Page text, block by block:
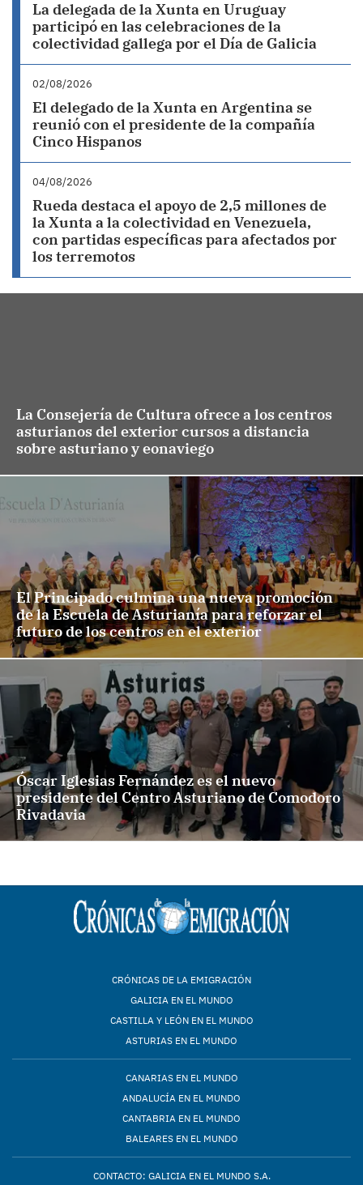
La delegada de la Xunta en Uruguay
participó en las celebraciones de la
colectividad gallega por el Día de Galicia
02/08/2026
El delegado de la Xunta en Argentina se
reunió con el presidente de la compañía
Cinco Hispanos
04/08/2026
Rueda destaca el apoyo de 2,5 millones de
la Xunta a la colectividad en Venezuela,
con partidas específicas para afectados por
los terremotos
La Consejería de Cultura ofrece a los centros
asturianos del exterior cursos a distancia
sobre asturiano y eonaviego
El Principado culmina una nueva promoción
de la Escuela de Asturianía para reforzar el
futuro de los centros en el exterior
Óscar Iglesias Fernández es el nuevo
presidente del Centro Asturiano de Comodoro
Rivadavia
CRÓNICAS DE LA EMIGRACIÓN
GALICIA EN EL MUNDO
CASTILLA Y LEÓN EN EL MUNDO
ASTURIAS EN EL MUNDO
CANARIAS EN EL MUNDO
ANDALUCÍA EN EL MUNDO
CANTABRIA EN EL MUNDO
BALEARES EN EL MUNDO
CONTACTO: GALICIA EN EL MUNDO S.A.